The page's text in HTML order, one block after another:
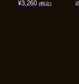
¥3,260 (税込)